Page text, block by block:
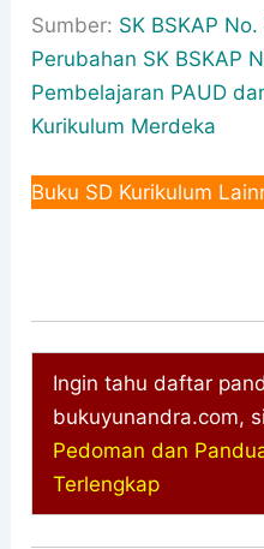
Sumber: SK BSKAP
Perubahan SK BSKAP
Pembelajaran PAUD
Kurikulum Merdeka
Buku SD Kurikulum
Ingin tahu daftar
bukuyunandra.com,
Pedoman dan
Terlengkap